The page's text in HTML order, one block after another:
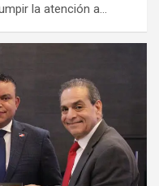
la atención a…